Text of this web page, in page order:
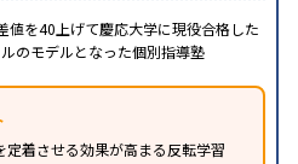
値を40上げて慶応大学に現役合格した
のモデルとなった個別指導塾
定着させる効果が高まる反転学習